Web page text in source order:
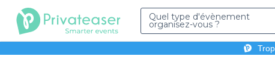
Quel type d'évènement
organisez-vous ?